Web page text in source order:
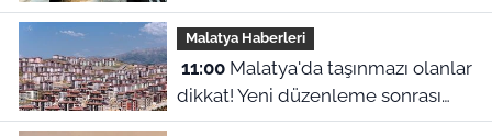
çekti
Malatya Haberleri
11:00Malatya'da taşınmazı olanlar
dikkat! Yeni düzenleme sonrası
gözler 2027 hesaplamalarına